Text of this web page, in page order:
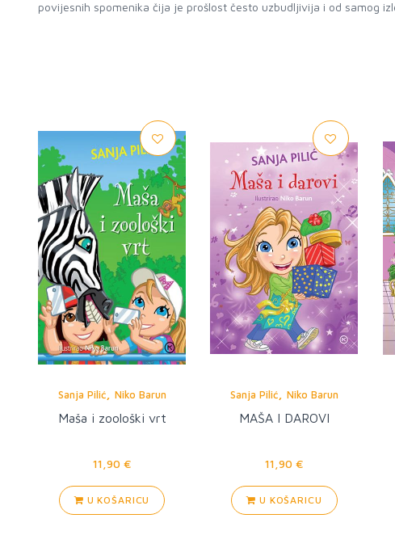
povijesnih spomenika čija je prošlost često uzbudljivija i od samog
Sanja Pilić, Niko Barun
Maša i zoološki vrt
11,90 €
U KOŠARICU
Sanja Pilić, Niko Barun
MAŠA I DAROVI
11,90 €
U KOŠARICU